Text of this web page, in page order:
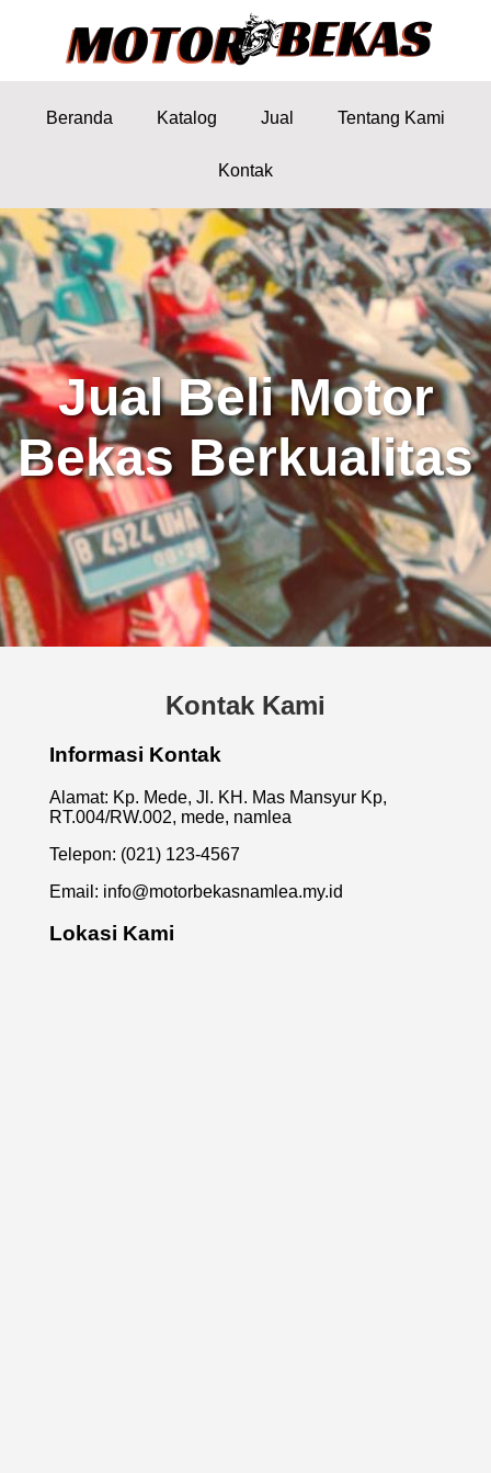
Beranda Katalog Jual Tentang Kami
Kontak
Jual Beli Motor
Bekas Berkualitas
Kontak Kami
Informasi Kontak
Alamat: Kp. Mede, Jl. KH. Mas Mansyur Kp,
RT.004/RW.002, mede, namlea
Telepon: (021) 123-4567
Email: info@motorbekasnamlea.my.id
Lokasi Kami